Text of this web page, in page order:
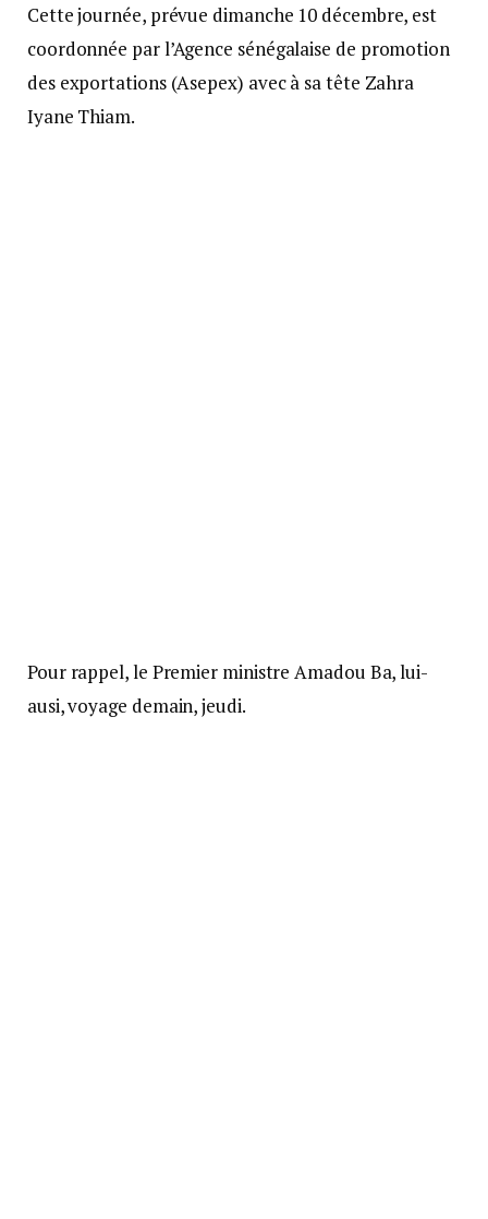
Cette journée, prévue dimanche 10 décembre, est
coordonnée par l’Agence sénégalaise de promotion
des exportations (Asepex) avec à sa tête Zahra
Iyane Thiam.
Pour rappel, le Premier ministre Amadou Ba, lui-
ausi, voyage demain, jeudi.